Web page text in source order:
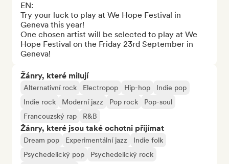
EN:
Try your luck to play at We Hope Festival in
Geneva this year!
One chosen artist will be selected to play at We
Hope Festival on the Friday 23rd September in
Geneva!
Žánry, které milují
Alternativní rock Electropop Hip-hop
Indie pop
Indie rock
Moderní jazz Pop rock
Pop-soul
Francouzský rap
R&B
Žánry, které jsou také ochotni přijímat
Dream pop Experimentální jazz
Indie folk
Psychedelický pop
Psychedelický rock